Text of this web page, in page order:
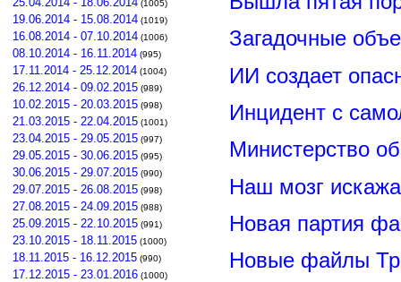
(1005)
19.06.2014 - 15.08.2014 (1019)
16.08.2014 - 07.10.2014 (1006)
08.10.2014 - 16.11.2014 (995)
17.11.2014 - 25.12.2014 (1004)
26.12.2014 - 09.02.2015 (989)
10.02.2015 - 20.03.2015 (998)
21.03.2015 - 22.04.2015 (1001)
23.04.2015 - 29.05.2015 (997)
29.05.2015 - 30.06.2015 (995)
30.06.2015 - 29.07.2015 (990)
29.07.2015 - 26.08.2015 (998)
27.08.2015 - 24.09.2015 (988)
25.09.2015 - 22.10.2015 (991)
23.10.2015 - 18.11.2015 (1000)
18.11.2015 - 16.12.2015 (990)
17.12.2015 - 23.01.2016 (1000)
Загадочные
ИИ создает
Инцидент с
Министерство
Наш мозг
Новая партия
Новые файлы